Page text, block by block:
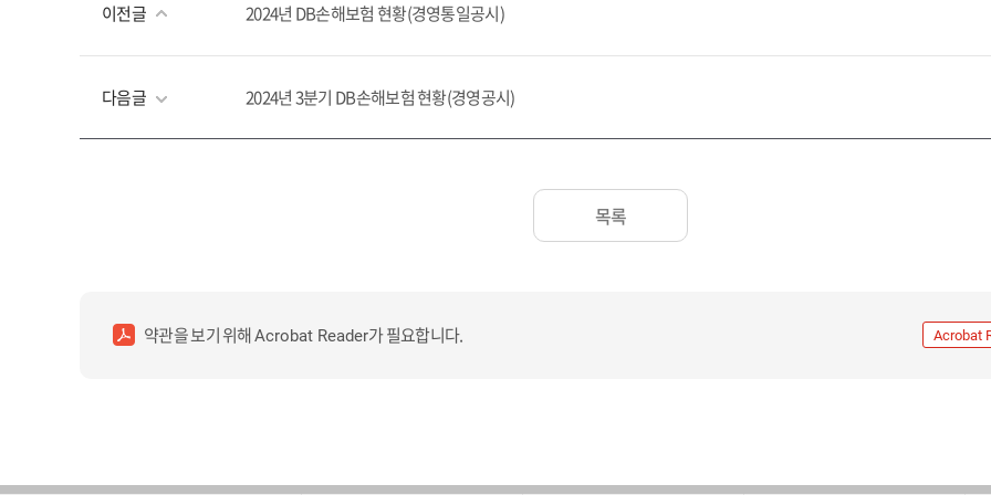
이전글 2024년 DB손해보험 현황(경영통일공시)
다음글 2024년 3분기 DB손해보험 현황(경영공시)
목록
약관을 보기 위해Acrobat Reader가 필요합니다. Acrobat